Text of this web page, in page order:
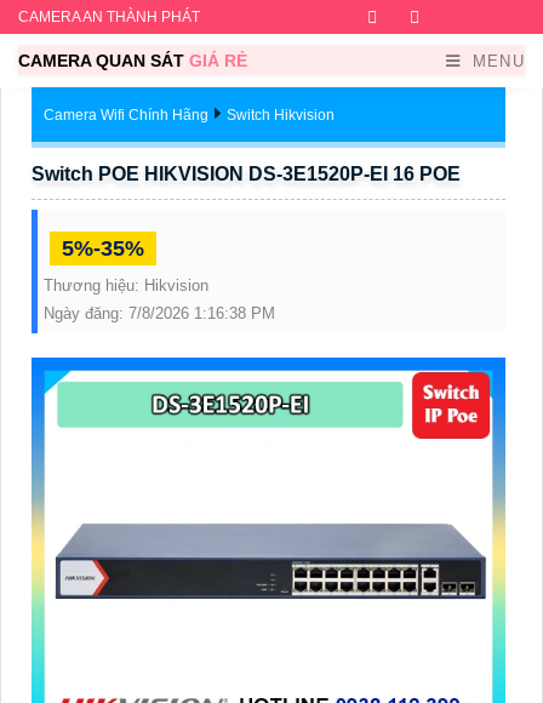
CAMERA AN THÀNH PHÁT Facebook
CAMERA QUAN SÁT GIÁ RẺ MENU
Camera Wifi Chính Hãng Switch Hikvision
Switch POE HIKVISION DS-3E1520P-EI 16 POE
5%-35%
Thương hiệu: Hikvision
Ngày đăng: 7/8/2026 1:16:38 PM